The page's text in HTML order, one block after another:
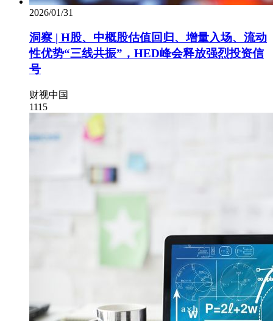
2026/01/31
洞察 | H股、中概股估值回归、增量入场、流动
性优势“三线共振”，HED峰会释放强烈投资信
号
财视中国
1115